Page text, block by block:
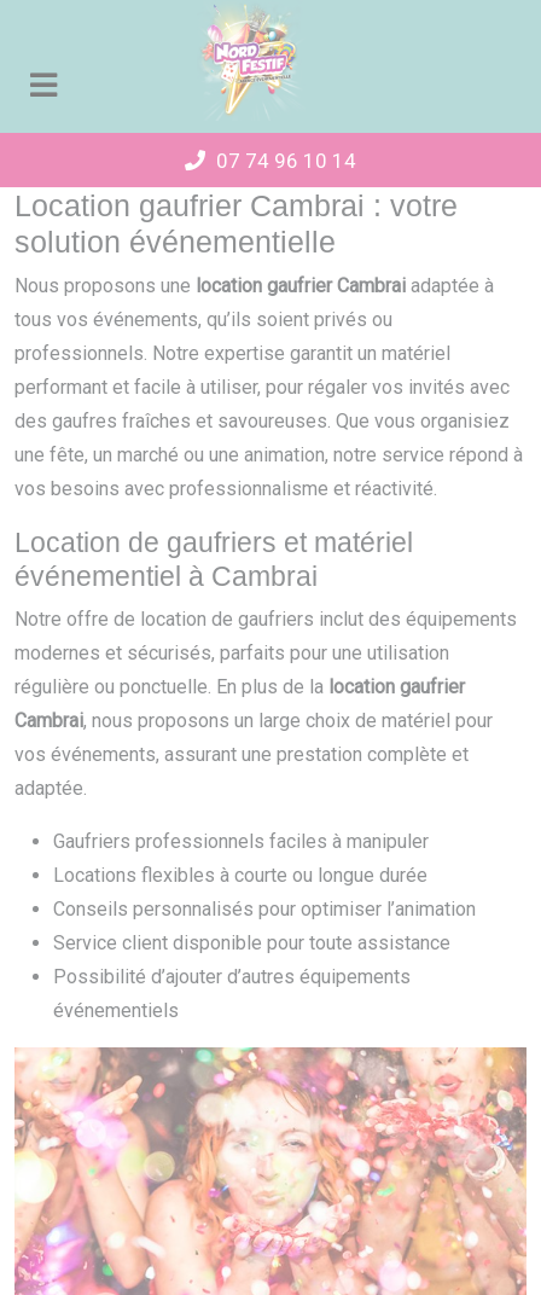
07 74 96 10 14
Location gaufrier Cambrai : votre
solution événementielle
Nous proposons une location gaufrier Cambrai adaptée à
tous vos événements, qu’ils soient privés ou
professionnels. Notre expertise garantit un matériel
performant et facile à utiliser, pour régaler vos invités avec
des gaufres fraîches et savoureuses. Que vous organisiez
une fête, un marché ou une animation, notre service répond à
vos besoins avec professionnalisme et réactivité.
Location de gaufriers et matériel
événementiel à Cambrai
Notre offre de location de gaufriers inclut des équipements
modernes et sécurisés, parfaits pour une utilisation
régulière ou ponctuelle. En plus de la location gaufrier
Cambrai, nous proposons un large choix de matériel pour
vos événements, assurant une prestation complète et
adaptée.
Gaufriers professionnels faciles à manipuler
Locations flexibles à courte ou longue durée
Conseils personnalisés pour optimiser l’animation
Service client disponible pour toute assistance
Possibilité d’ajouter d’autres équipements
événementiels
Panneau de gestion des cookies